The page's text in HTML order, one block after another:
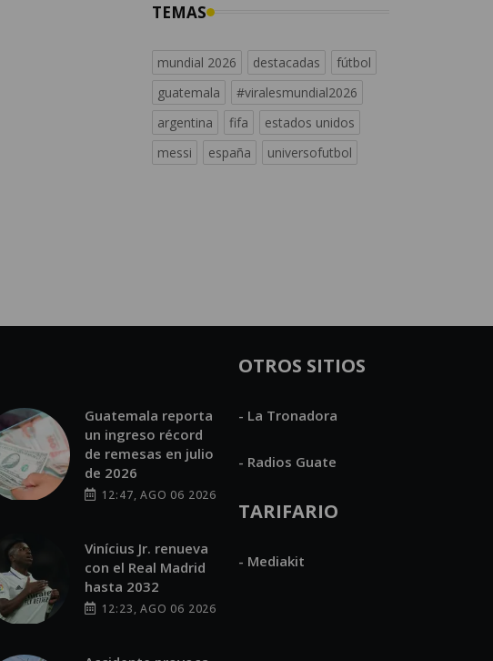
TEMAS
mundial 2026 destacadas
fútbol
guatemala
#viralesmundial2026
argentina
fifa
estados unidos
messi
españa universofutbol
Guatemala reporta
un ingreso récord
de remesas en julio
de 2026
12:47, AGO 06 2026
Vinícius Jr. renueva
con el Real Madrid
hasta 2032
12:23, AGO 06 2026
OTROS SITIOS
- La Tronadora
- Radios Guate
TARIFARIO
- Mediakit